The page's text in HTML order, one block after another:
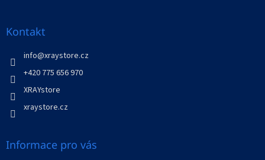
Kontakt
info@xraystore.cz
+420 775 656 970
XRAYstore
xraystore.cz
Informace pro vás